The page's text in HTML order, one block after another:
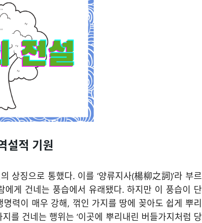
설적 기원
상징으로 통했다. 이를 ‘양류지사(楊柳之詞)’라 부르
게 건네는 풍습에서 유래됐다. 하지만 이 풍습이 단
력이 매우 강해, 꺾인 가지를 땅에 꽂아도 쉽게 뿌리
를 건네는 행위는 ‘이곳에 뿌리내린 버들가지처럼 당